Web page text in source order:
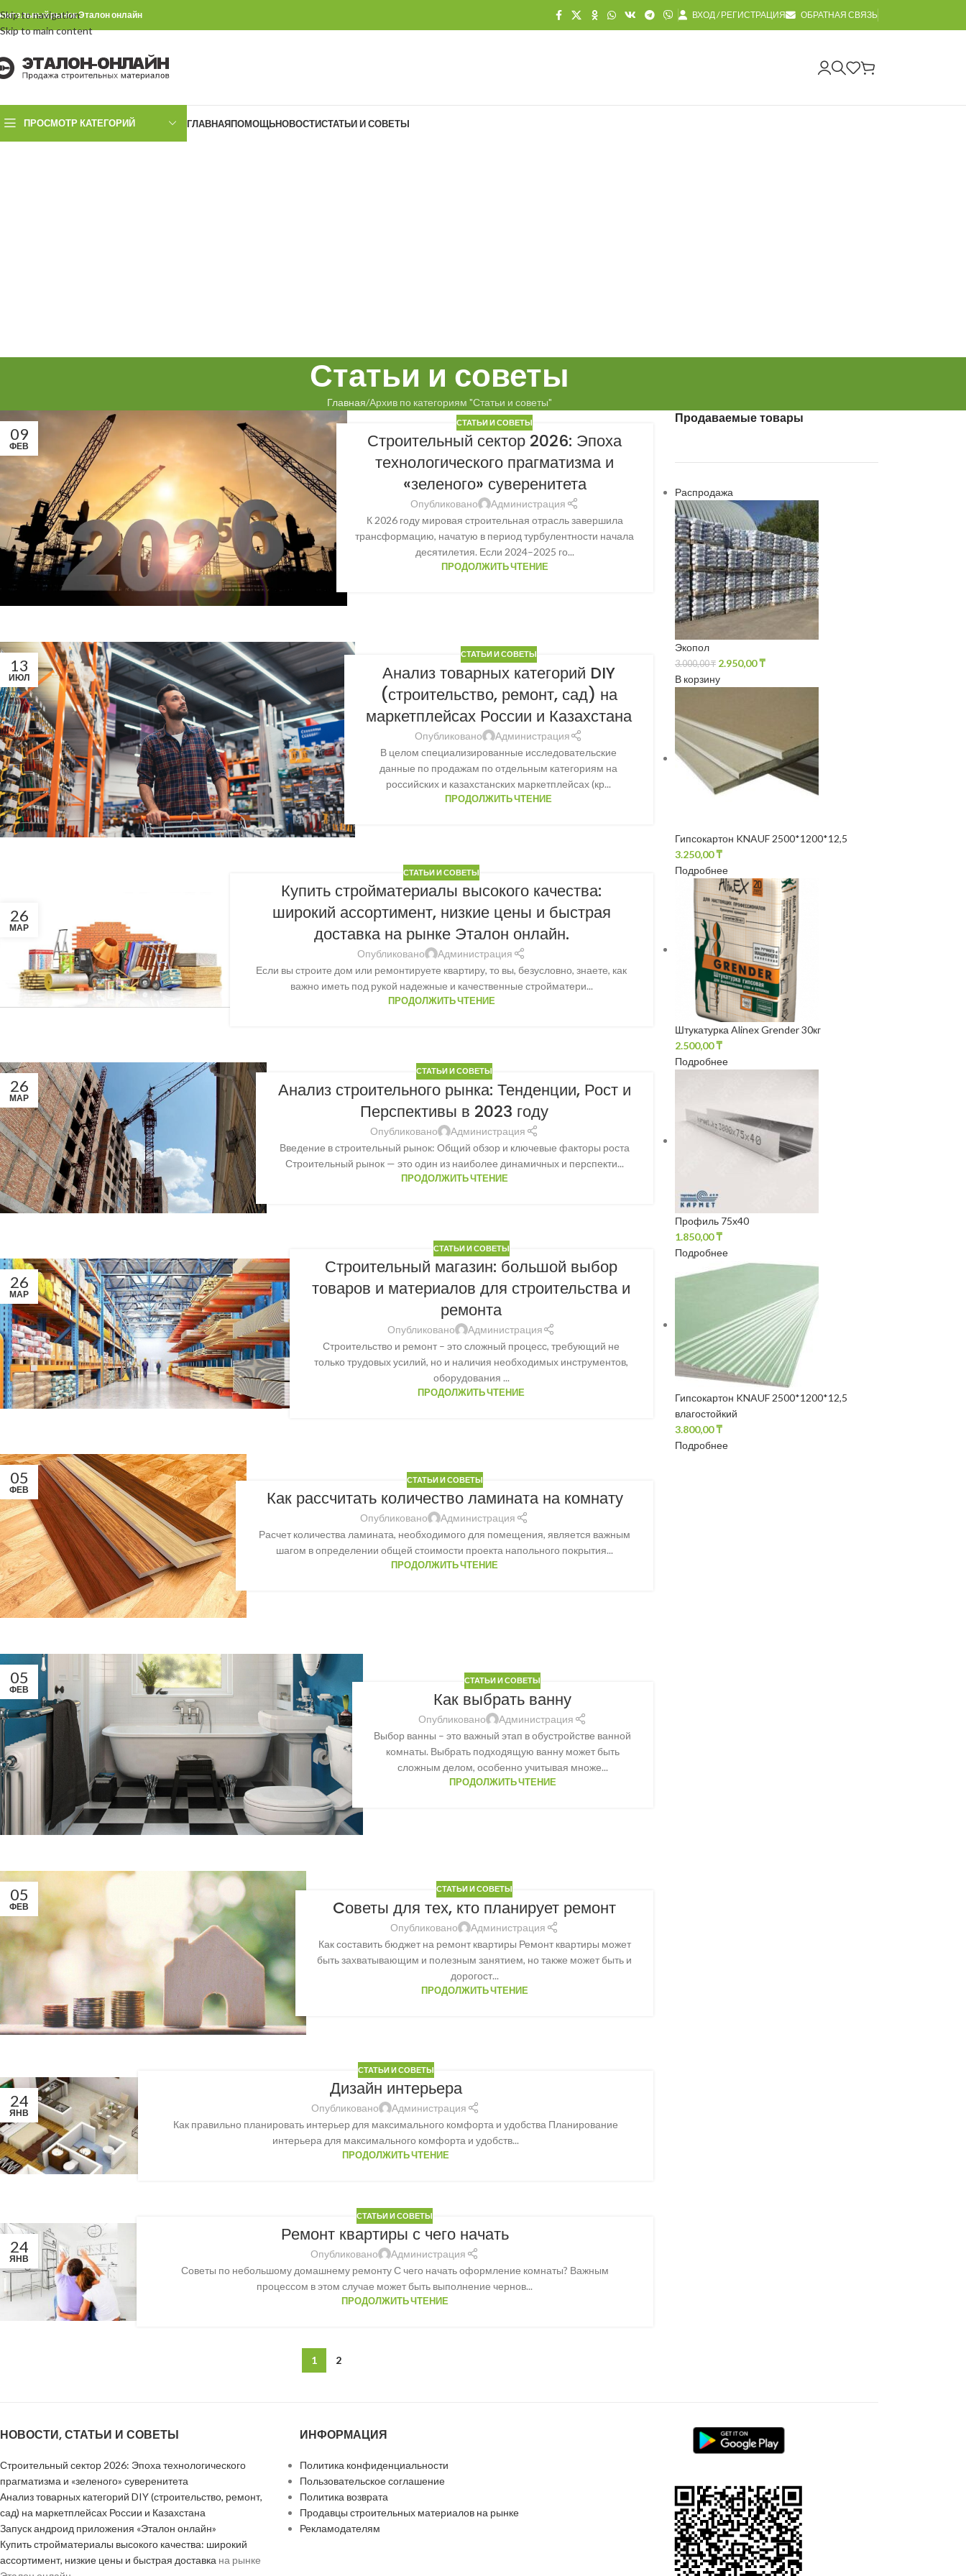
Skip to navigation
Skip to main content
рынок Эталон онлайн ВХОД / РЕГИСТРАЦИЯ ОБРАТНАЯ СВЯЗЬ
ПРОСМОТР КАТЕГОРИЙ ГЛАВНАЯПОМОЩЬНОВОСТИСТАТЬИ И СОВЕТЫ
Статьи и советы
Главная Архив по категориям "Статьи и советы"
09
ФЕВ
СТАТЬИ И СОВЕТЫ
Строительный сектор 2026: Эпоха
технологического прагматизма и
«зеленого» суверенитета
Опубликовано
Администрация
К 2026 году мировая строительная отрасль завершила
трансформацию, начатую в период турбулентности начала
десятилетия. Если 2024–2025 го...
ПРОДОЛЖИТЬ ЧТЕНИЕ
13
ИЮЛ
СТАТЬИ И СОВЕТЫ
Анализ товарных категорий DIY
(строительство, ремонт, сад) на
маркетплейсах России и Казахстана
Опубликовано
Администрация
В целом специализированные исследовательские
данные по продажам по отдельным категориям на
российских и казахстанских маркетплейсах (кр...
ПРОДОЛЖИТЬ ЧТЕНИЕ
26
МАР
СТАТЬИ И СОВЕТЫ
Купить стройматериалы высокого качества:
широкий ассортимент, низкие цены и быстрая
доставкана рынке Эталон онлайн.
Опубликовано
Администрация
Если вы строите дом или ремонтируете квартиру, то вы, безусловно, знаете, как
важно иметь под рукой надежные и качественные стройматери...
ПРОДОЛЖИТЬ ЧТЕНИЕ
26
МАР
СТАТЬИ И СОВЕТЫ
Анализ строительного рынка: Тенденции, Рост и
Перспективы в 2023 году
Опубликовано
Администрация
Введение в строительный рынок: Общий обзор и ключевые факторы роста
Строительный рынок — это один из наиболее динамичных и перспекти...
ПРОДОЛЖИТЬ ЧТЕНИЕ
26
МАР
СТАТЬИ И СОВЕТЫ
Строительный магазин: большой выбор
товаров и материалов для строительства и
ремонта
Опубликовано
Администрация
Строительство и ремонт – это сложный процесс, требующий не
только трудовых усилий, но и наличия необходимых инструментов,
оборудования ...
ПРОДОЛЖИТЬ ЧТЕНИЕ
05
ФЕВ
СТАТЬИ И СОВЕТЫ
Как рассчитать количество ламината на комнату
Опубликовано
Администрация
Расчет количества ламината, необходимого для помещения, является важным
шагом в определении общей стоимости проекта напольного покрытия...
ПРОДОЛЖИТЬ ЧТЕНИЕ
05
ФЕВ
СТАТЬИ И СОВЕТЫ
Как выбрать ванну
Опубликовано
Администрация
Выбор ванны – это важный этап в обустройстве ванной
комнаты. Выбрать подходящую ванну может быть
сложным делом, особенно учитывая множе...
ПРОДОЛЖИТЬ ЧТЕНИЕ
05
ФЕВ
СТАТЬИ И СОВЕТЫ
Cоветы для тех, кто планирует ремонт
Опубликовано
Администрация
Как составить бюджет на ремонт квартиры Ремонт квартиры может
быть захватывающим и полезным занятием, но также может быть и
дорогост...
ПРОДОЛЖИТЬ ЧТЕНИЕ
24
ЯНВ
СТАТЬИ И СОВЕТЫ
Дизайн интерьера
Опубликовано
Администрация
Как правильно планировать интерьер для максимального комфорта и удобства Планирование
интерьера для максимального комфорта и удобств...
ПРОДОЛЖИТЬ ЧТЕНИЕ
24
ЯНВ
СТАТЬИ И СОВЕТЫ
Ремонт квартиры с чего начать
Опубликовано
Администрация
Советы по небольшому домашнему ремонту С чего начать оформление комнаты? Важным
процессом в этом случае может быть выполнение чернов...
ПРОДОЛЖИТЬ ЧТЕНИЕ
1 2
Продаваемые товары
Распродажа
Экопол
3.000,00₸ 2.950,00₸
В корзину
Гипсокартон KNAUF 2500*1200*12,5
3.250,00₸
Подробнее
Штукатурка Alinex Grender 30кг
2.500,00₸
Подробнее
Профиль 75x40
1.850,00₸
Подробнее
Гипсокартон KNAUF 2500*1200*12,5
влагостойкий
3.800,00₸
Подробнее
НОВОСТИ, СТАТЬИ И СОВЕТЫ
Строительный сектор 2026: Эпоха технологического
прагматизма и «зеленого» суверенитета
Анализ товарных категорий DIY (строительство, ремонт,
сад) на маркетплейсах России и Казахстана
Запуск андроид приложения «Эталон онлайн»
Купить стройматериалы высокого качества: широкий
ассортимент, низкие цены и быстрая доставка на рынке
ИНФОРМАЦИЯ
Политика конфиденциальности
Пользовательское соглашение
Политика возврата
Продавцы строительных материалов на рынке
Рекламодателям